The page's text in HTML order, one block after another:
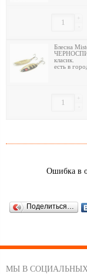
-
+
Блесна
класик.
есть в
-
+
Ошибка в
Поделиться…
МЫ В